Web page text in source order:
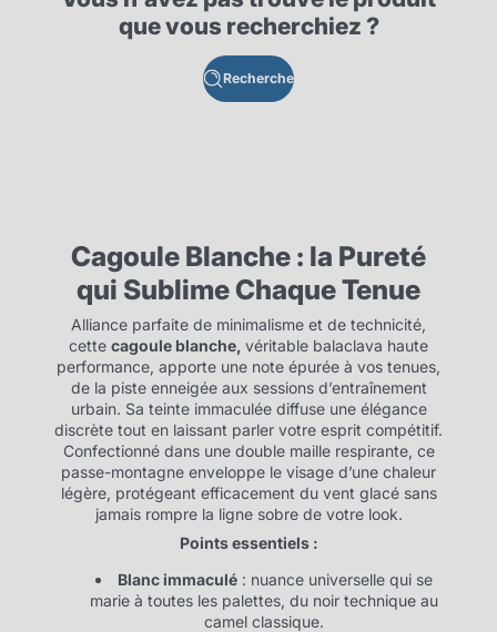
que vous recherchiez ?
Recherche
Cagoule Blanche : la Pureté
qui Sublime Chaque Tenue
Alliance parfaite de minimalisme et de technicité,
cette cagoule blanche, véritable balaclava haute
performance, apporte une note épurée à vos tenues,
de la piste enneigée aux sessions d’entraînement
urbain. Sa teinte immaculée diffuse une élégance
discrète tout en laissant parler votre esprit compétitif.
Confectionné dans une double maille respirante, ce
passe-montagne enveloppe le visage d’une chaleur
légère, protégeant efficacement du vent glacé sans
jamais rompre la ligne sobre de votre look.
Points essentiels :
Blanc immaculé : nuance universelle qui se
marie à toutes les palettes, du noir technique au
camel classique.